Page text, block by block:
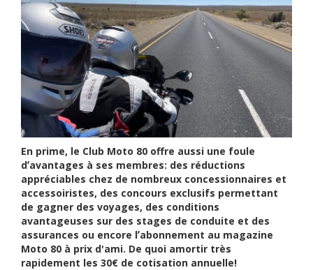
En prime, le Club Moto 80 offre aussi une foule
dʼavantages à ses membres: des réductions
appréciables chez de nombreux concessionnaires et
accessoiristes, des concours exclusifs permettant
de gagner des voyages, des conditions
avantageuses sur des stages de conduite et des
assurances ou encore lʼabonnement au magazine
Moto 80 à prix d'ami. De quoi amortir très
rapidement les 30€ de cotisation annuelle!